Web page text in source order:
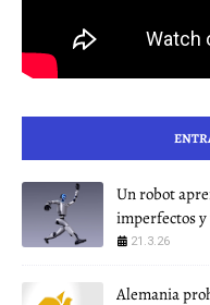
Un robot
imperfectos
21.3.26
Alemania